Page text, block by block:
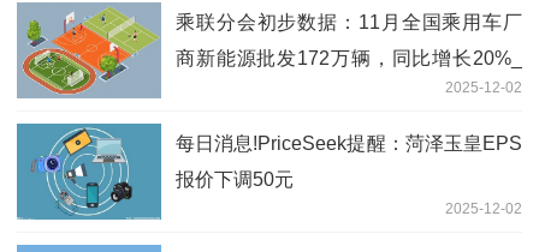
乘联分会初步数据：11月全国乘用车厂
商新能源批发172万辆，同比增长20%_
2025-12-02
每日消息!PriceSeek提醒：菏泽玉皇EPS
报价下调50元
2025-12-02